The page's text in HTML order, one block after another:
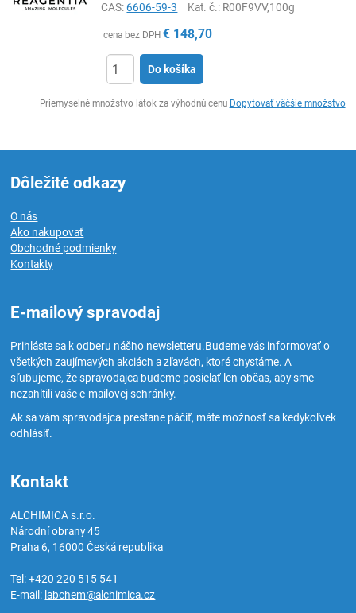
CAS:6606-59-3 Kat. č.: R00F9VV,100g
cena bez DPH € 148,70
Do košíka
Priemyselné množstvo látok za výhodnú cenu Dopytovať väčšie množstvo
Dôležité odkazy
O nás
Ako nakupovať
Obchodné podmienky
Kontakty
E-mailový spravodaj
Prihláste sa k odberu nášho newsletteru.Budeme vás informovať o
všetkých zaujímavých akciách a zľavách, ktoré chystáme. A
sľubujeme, že spravodajca budeme posielať len občas, aby sme
nezahltili vaše e-mailovej schránky.
Ak sa vám spravodajca prestane páčiť, máte možnosť sa kedykoľvek
odhlásiť.
Kontakt
ALCHIMICA s.r.o.
Národní obrany 45
Praha 6, 16000Česká republika
Tel:+420 220 515 541
E-mail: labchem@alchimica.cz